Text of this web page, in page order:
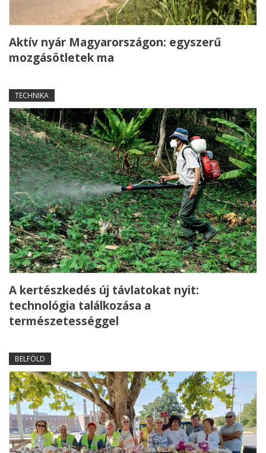
Aktív nyár Magyarországon: egyszerű
mozgásötletek ma
TECHNIKA
A kertészkedés új távlatokat nyit:
technológia találkozása a
természetességgel
BELFÖLD